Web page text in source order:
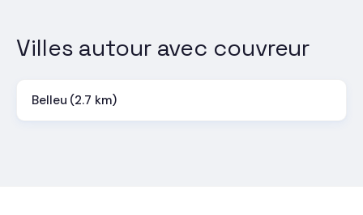
Villes autour avec couvreur
Belleu (2.7 km)